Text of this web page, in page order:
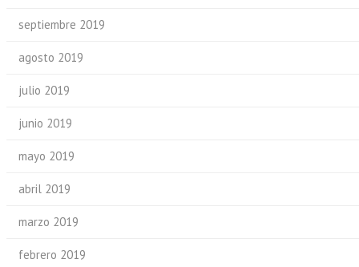
septiembre 2019
agosto 2019
julio 2019
junio 2019
mayo 2019
abril 2019
marzo 2019
febrero 2019